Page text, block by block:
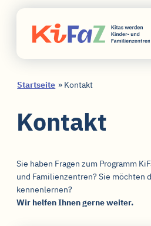
content
Das
Startseite » Kontakt
Kontakt
Sie haben Fragen zum Programm
und Familienzentren? Sie möchten
kennenlernen?
Wir helfen Ihnen gerne weiter.